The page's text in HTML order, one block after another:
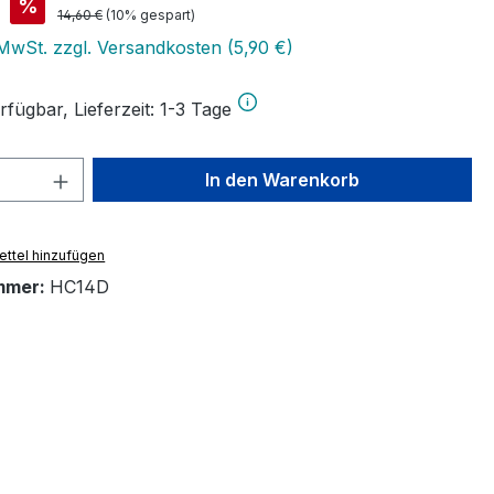
% Regulärer Preis:
14,60 € (10% gespart)
zzgl. Versandkosten (5,90 €)
Lieferzeit: 1-3 Tage
Anzahl: Gib den gewünschten Wert
In den Warenkorb
hinzufügen
HC14D